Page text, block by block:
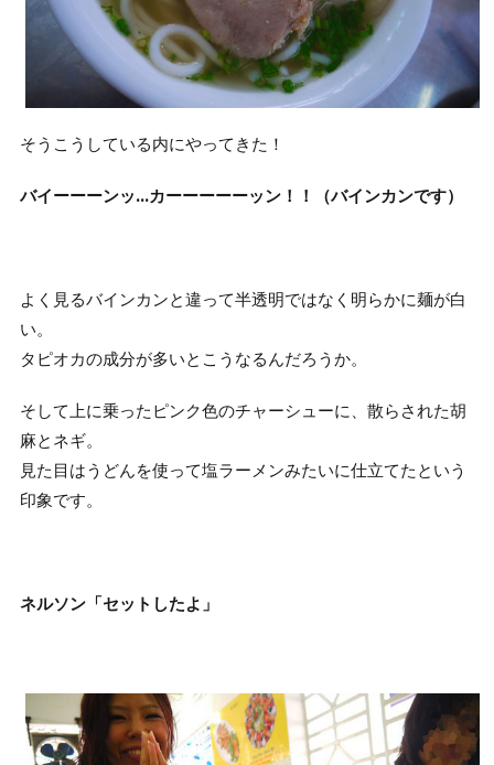
そうこうしている内にやってきた！
バイーーーンッ…カーーーーーッン！！（バインカンです）
よく見るバインカンと違って半透明ではなく明らかに麺が白
い。
タピオカの成分が多いとこうなるんだろうか。
そして上に乗ったピンク色のチャーシューに、散らされた胡
麻とネギ。
見た目はうどんを使って塩ラーメンみたいに仕立てたという
印象です。
ネルソン「セットしたよ」